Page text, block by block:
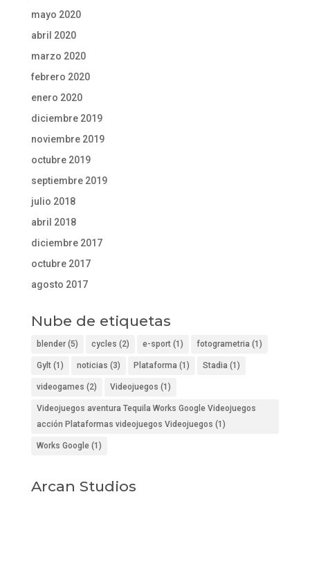
mayo 2020
abril 2020
marzo 2020
febrero 2020
enero 2020
diciembre 2019
noviembre 2019
octubre 2019
septiembre 2019
julio 2018
abril 2018
diciembre 2017
octubre 2017
agosto 2017
Nube de etiquetas
blender(5) cycles (2) e-sport(1) fotogrametria(1)
Gylt(1) noticias (3) Plataforma(1) Stadia(1)
videogames (2) Videojuegos (1)
Videojuegos aventura Tequila Works Google Videojuegos
acción Plataformas videojuegos Videojuegos (1)
Works Google(1)
Arcan Studios